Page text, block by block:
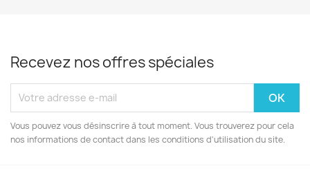
Recevez nos offres spéciales
Vous pouvez vous désinscrire à tout moment. Vous trouverez pour cela
nos informations de contact dans les conditions d'utilisation du site.